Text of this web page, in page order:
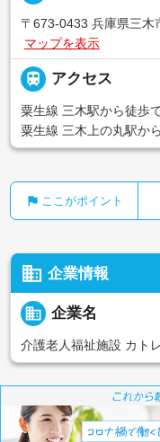
〒673-0433 兵庫県三木
マップを表示
 アクセス
粟生線 三木駅から徒歩
粟生線 三木上の丸駅か
flag ここがポイント
business 企業情報
business 企業名
介護老人福祉施設 カト